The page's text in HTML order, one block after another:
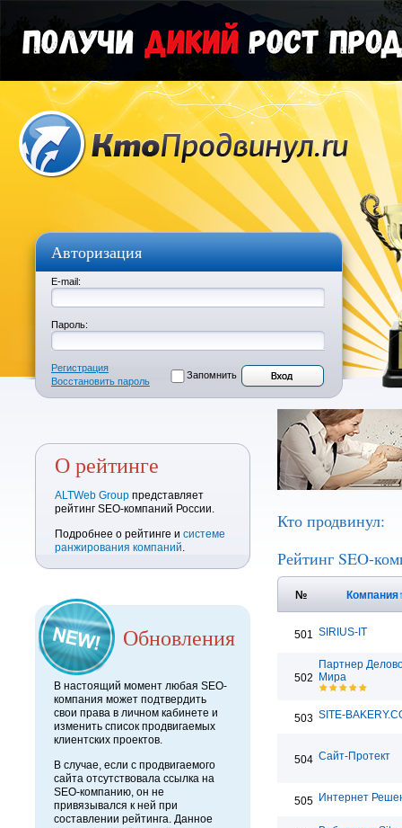
Авторизация
E-mail:
Пароль:
Регистрация
Восстановить пароль
Запомнить
О рейтинге
ALTWeb Group представляет
рейтинг SEO-компаний России.
Подробнее о рейтинге и системе
ранжирования компаний.
Обновления
В настоящий момент любая SEO-
компания может подтвердить
свои права в личном кабинете и
изменить список продвигаемых
клиентских проектов.
В случае, если с продвигаемого
сайта отсутствовала ссылка на
SEO-компанию, он не
привязывался к ней при
составлении рейтинга. Данное
Кто продвинул:
Рейтинг SEO-
№ Компания
501 SIRIUS-IT
502
Партнер
Мира
503 SITE-
504 Сайт-Протект
505 Интернет